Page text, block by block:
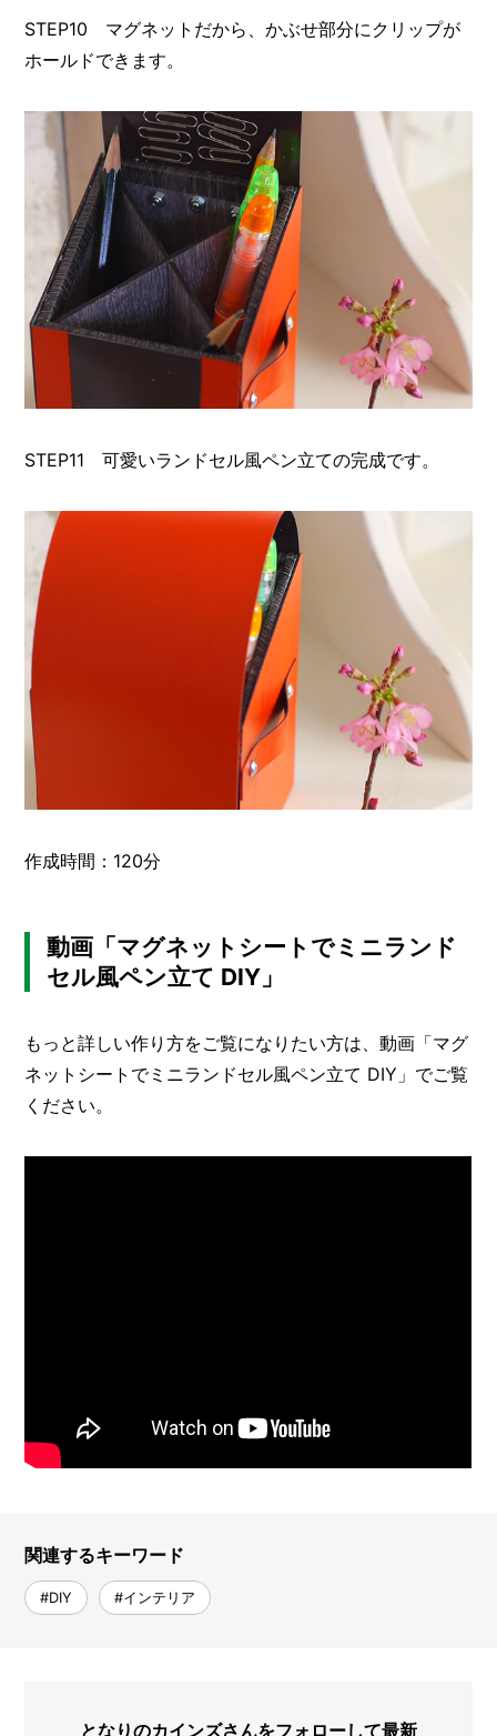
STEP10 マグネットだから、かぶせ部分にクリップが
ホールドできます。
STEP11 可愛いランドセル風ペン立ての完成です。
作成時間：120分
動画「マグネットシートでミニランド
セル風ペン立て DIY」
もっと詳しい作り方をご覧になりたい方は、動画「マグ
ネットシートでミニランドセル風ペン立て DIY」でご覧
ください。
関連するキーワード
#DIY #インテリア
となりのカインズさんをフォローして最新